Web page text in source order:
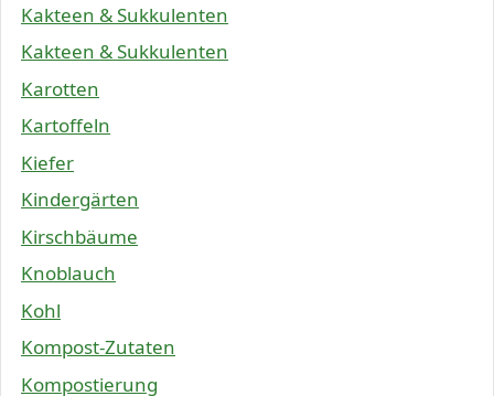
Kakteen & Sukkulenten
Kakteen & Sukkulenten
Karotten
Kartoffeln
Kiefer
Kindergärten
Kirschbäume
Knoblauch
Kohl
Kompost-Zutaten
Kompostierung